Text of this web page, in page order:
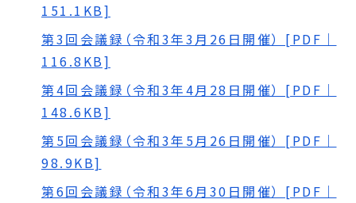
151.1KB]
第3回会議録（令和3年3月26日開催） [PDF｜
116.8KB]
第4回会議録（令和3年4月28日開催） [PDF｜
148.6KB]
第5回会議録（令和3年5月26日開催） [PDF｜
98.9KB]
第6回会議録（令和3年6月30日開催） [PDF｜